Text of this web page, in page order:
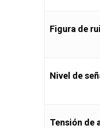
Figura de
Nivel de
Tensión de